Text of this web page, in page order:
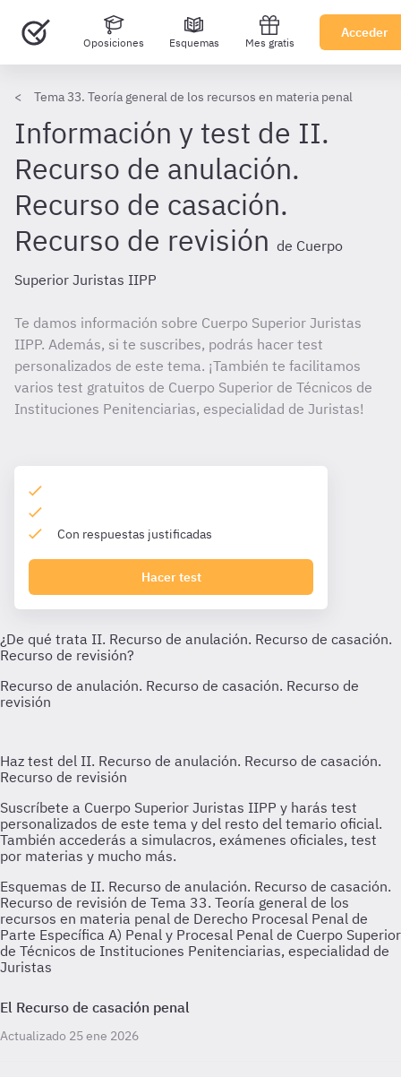
Oposiciones Esquemas Mes gratis
Acceder
Tema 33. Teoría general de los recursos en materia penal
Información y test de II.
Recurso de anulación.
Recurso de casación.
Recurso de revisión de Cuerpo
Superior Juristas IIPP
Te damos información sobre Cuerpo Superior Juristas
IIPP. Además, si te suscribes, podrás hacer test
personalizados de este tema. ¡También te facilitamos
varios test gratuitos de Cuerpo Superior de Técnicos de
Instituciones Penitenciarias, especialidad de Juristas!
Con respuestas justificadas
Hacer test
Esquemas de II. Recurso de anulación. Recurso de casación.
Recurso de revisión de Tema 33. Teoría general de los
recursos en materia penal de Derecho Procesal Penal de
Parte Específica A) Penal y Procesal Penal de Cuerpo Superior
de Técnicos de Instituciones Penitenciarias, especialidad de
Juristas
El Recurso de casación penal
Actualizado 25 ene 2026